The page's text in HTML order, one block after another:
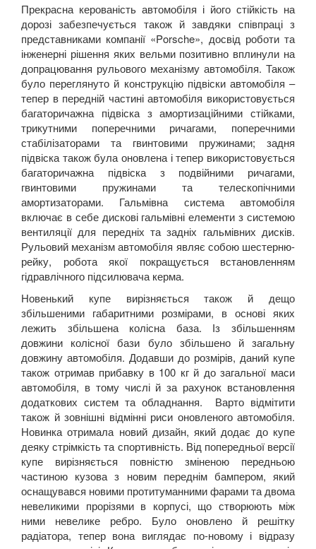
Прекрасна керованість автомобіля і його стійкість на
дорозі забезпечується також й завдяки співпраці з
представниками компанії «Porsche», досвід роботи та
інженерні рішення яких вельми позитивно вплинули на
допрацювання рульового механізму автомобіля. Також
було переглянуто й конструкцію підвіски автомобіля –
тепер в передній частині автомобіля використовується
багаторичажна підвіска з амортизаційними стійками,
трикутними поперечними ричагами, поперечними
стабілізаторами та гвинтовими пружинами; задня
підвіска також була оновлена і тепер використовується
багаторичажна підвіска з подвійними ричагами,
гвинтовими пружинами та телескопічними
амортизаторами. Гальмівна система автомобіля
включає в себе дискові гальмівні елементи з системою
вентиляції для передніх та задніх гальмівних дисків.
Рульовий механізм автомобіля являє собою шестерню-
рейку, робота якої покращується встановленням
гідравлічного підсилювача керма.
Новенький купе вирізняється також й дещо
збільшеними габаритними розмірами, в основі яких
лежить збільшена колісна база. Із збільшенням
довжини колісної бази було збільшено й загальну
довжину автомобіля. Додавши до розмірів, даний купе
також отримав прибавку в 100 кг й до загальної маси
автомобіля, в тому числі й за рахунок встановлення
додаткових систем та обладнання. Варто відмітити
також й зовнішні відмінні риси оновленого автомобіля.
Новинка отримала новий дизайн, який додає до купе
деяку стрімкість та спортивність. Від попередньої версії
купе вирізняється повністю зміненою передньою
частиною кузова з новим переднім бампером, який
оснащувався новими протитуманними фарами та двома
невеликими прорізями в корпусі, що створюють між
ними невелике ребро. Було оновлено й решітку
радіатора, тепер вона виглядає по-новому і відразу